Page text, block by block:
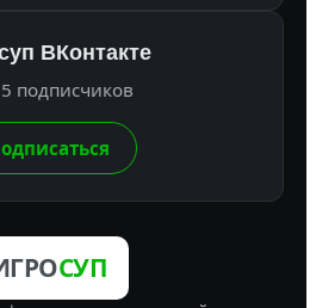
ВКонтакте
подписчиков
СУП